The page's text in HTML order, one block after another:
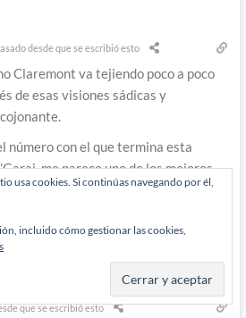
desde que se escribió esto
Claremont va tejiendo poco a poco
de esas visiones sádicas y
número con el que termina esta
me parece uno de los mejores
que se escribió esto
usa cookies. Si continúas navegando por él,
incluido cómo gestionar las cookies,